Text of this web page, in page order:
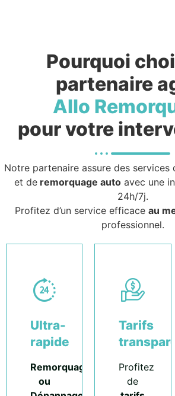
Pourquoi
partenaire
Allo
pour votre
Notre partenaire assure des services
et deremorquage autoavec une
24h/7j.
Profitez d’un service efficace au
professionnel.
Ultra-
rapide
Remorquage
ou
Tarifs
Profitez
de